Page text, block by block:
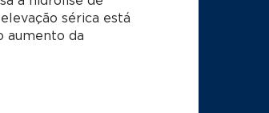
sérica está
aumento da